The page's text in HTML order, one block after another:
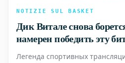
NOTIZIE SUL BASKET
Дик Витале снова
намерен победить эту
Легенда спортивных